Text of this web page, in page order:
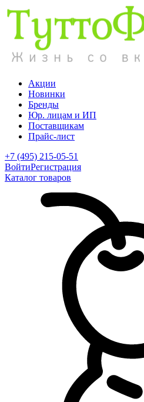
Акции
Новинки
Бренды
Юр. лицам и ИП
Поставщикам
Прайс-лист
+7 (495) 215-05-51
ВойтиРегистрация
Каталог товаров